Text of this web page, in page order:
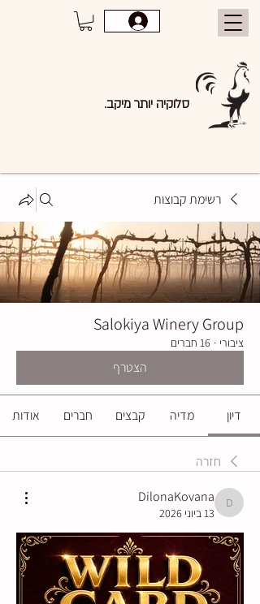
סלוקיה יותר מיקב.
רשימת קבוצות
Salokiya Winery Group
ציבורי · 16 חברים
הצטרף
דיון מדיה קבצים חברים אודות
חזרה
DilonaKovana
DilonaKovana
13 ביוני 2026